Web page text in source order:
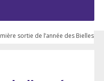
sortie de l’année des Bielles